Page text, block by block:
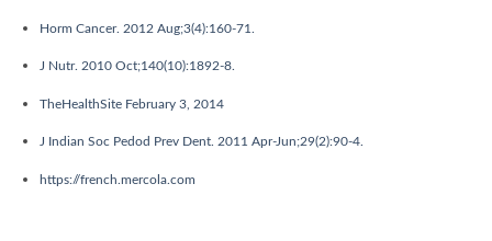
Horm Cancer. 2012 Aug;3(4):160-71.
J Nutr. 2010 Oct;140(10):1892-8.
TheHealthSite February 3, 2014
J Indian Soc Pedod Prev Dent. 2011 Apr-Jun;29(2):90-4.
https://french.mercola.com